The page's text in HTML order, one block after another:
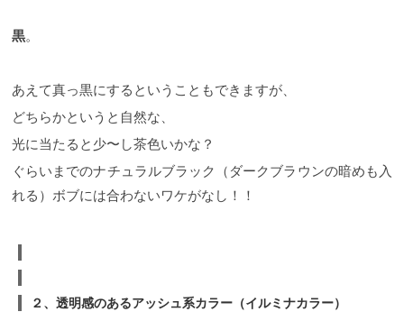
黒。
あえて真っ黒にするということもできますが、
どちらかというと自然な、
光に当たると少〜し茶色いかな？
ぐらいまでのナチュラルブラック（ダークブラウンの暗めも入
れる）ボブには合わないワケがなし！！
２、透明感のあるアッシュ系カラー（イルミナカラー）